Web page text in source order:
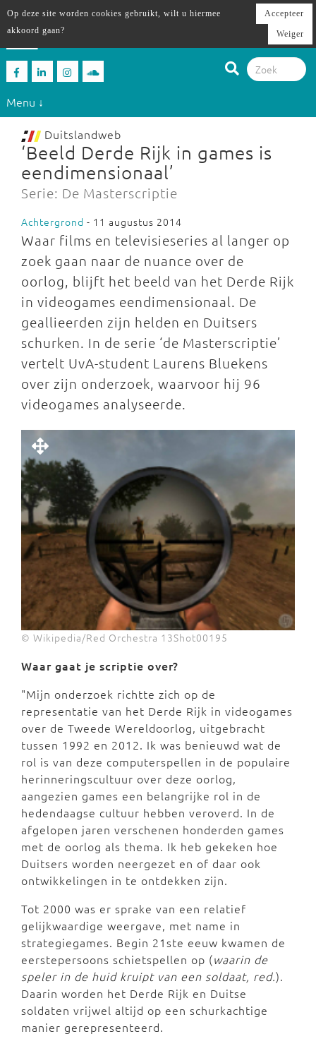
Menu ↓
Duitslandweb
‘Beeld Derde Rijk in games is
eendimensionaal’
Serie: De Masterscriptie
Achtergrond - 11 augustus 2014
Waar films en televisieseries al langer op
zoek gaan naar de nuance over de
oorlog, blijft het beeld van het Derde Rijk
in videogames eendimensionaal. De
geallieerden zijn helden en Duitsers
schurken. In de serie ‘de Masterscriptie’
vertelt UvA-student Laurens Bluekens
over zijn onderzoek, waarvoor hij 96
videogames analyseerde.
© Wikipedia/Red Orchestra 13Shot00195
Waar gaat je scriptie over?
"Mijn onderzoek richtte zich op de
representatie van het Derde Rijk in videogames
over de Tweede Wereldoorlog, uitgebracht
tussen 1992 en 2012. Ik was benieuwd wat de
rol is van deze computerspellen in de populaire
herinneringscultuur over deze oorlog,
aangezien games een belangrijke rol in de
hedendaagse cultuur hebben veroverd. In de
afgelopen jaren verschenen honderden games
met de oorlog als thema. Ik heb gekeken hoe
Duitsers worden neergezet en of daar ook
ontwikkelingen in te ontdekken zijn.
Tot 2000 was er sprake van een relatief
gelijkwaardige weergave, met name in
strategiegames. Begin 21ste eeuw kwamen de
eerstepersoons schietspellen op (waarin de
speler in de huid kruipt van een soldaat, red.).
Daarin worden het Derde Rijk en Duitse
soldaten vrijwel altijd op een schurkachtige
manier gerepresenteerd.
Op deze site worden cookies gebruikt, wilt u hiermee
akkoord gaan?
Accepteer
Weiger